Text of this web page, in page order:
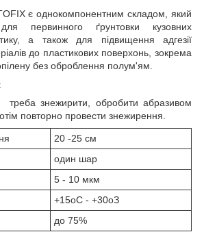
є однокомпонентним складом, який
для первинного ґрунтовки кузовних
а також для підвищення адгезії
до пластикових поверхонь, зокрема
без оброблення полум'ям.
треба знежирити, обробити абразивом
повторно провести знежирення.
20 -25 см
один шар
5 - 10 мкм
+15оС - +30оЗ
до 75%